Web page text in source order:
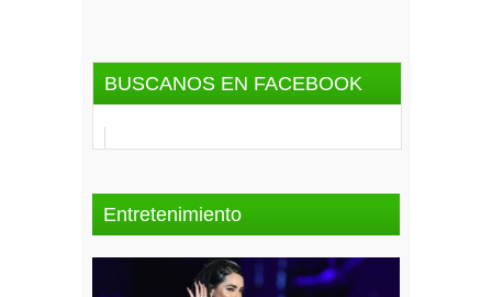
BUSCANOS EN FACEBOOK
Entretenimiento